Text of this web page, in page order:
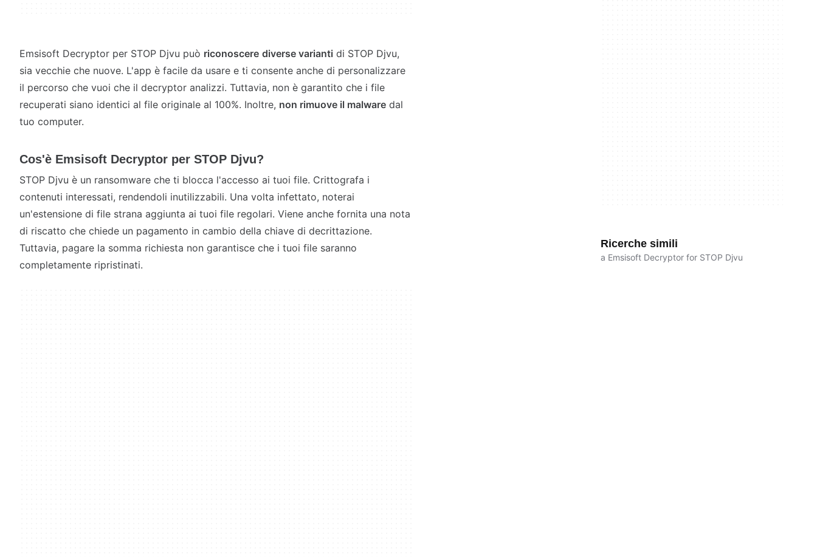
Emsisoft Decryptor per STOP Djvu può riconoscere diverse varianti di STOP Djvu,
sia vecchie che nuove. L'app è facile da usare e ti consente anche di personalizzare
il percorso che vuoi che il decryptor analizzi. Tuttavia, non è garantito che i file
recuperati siano identici al file originale al 100%. Inoltre, non rimuove il malware dal
tuo computer.
Cos'è Emsisoft Decryptor per STOP Djvu?
STOP Djvu è un ransomware che ti blocca l'accesso ai tuoi file. Crittografa i
contenuti interessati, rendendoli inutilizzabili. Una volta infettato, noterai
un'estensione di file strana aggiunta ai tuoi file regolari. Viene anche fornita una nota
di riscatto che chiede un pagamento in cambio della chiave di decrittazione.
Tuttavia, pagare la somma richiesta non garantisce che i tuoi file saranno
completamente ripristinati.
Ricerche simili
a Emsisoft Decryptor for STOP Djvu